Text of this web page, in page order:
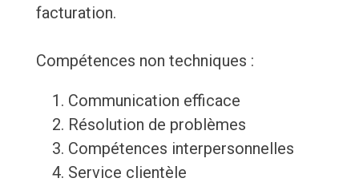
facturation.
Compétences non techniques :
Communication efficace
Résolution de problèmes
Compétences interpersonnelles
Service clientèle